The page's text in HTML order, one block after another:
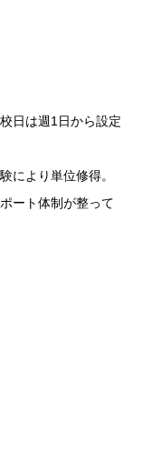
日は週1日から設定
により単位修得。
ート体制が整って